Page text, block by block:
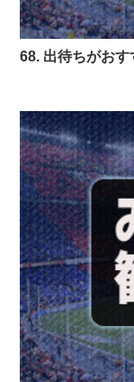
68. 出待ちがお